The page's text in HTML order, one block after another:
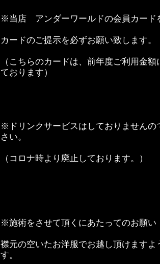
※当店 アンダーワールドの会員カード
カードのご提示を必ずお願い致します。
（こちらのカードは、前年度ご利用金
ております）
※ドリンクサービスはしておりませんの
さい。
（コロナ時より廃止しております。）
※施術をさせて頂くにあたってのお願い
襟元の空いたお洋服でお越し頂けます
す。